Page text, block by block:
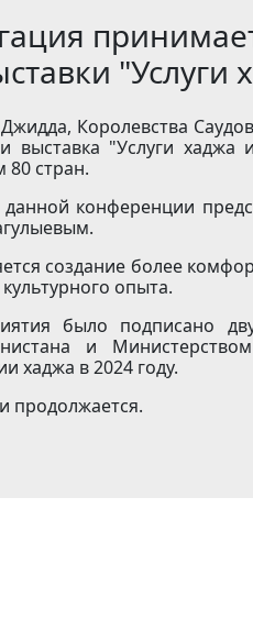
"Услуги
Королевства
выставка "Услуги
80 стран.
конференции
создание более
опыта.
было подписано
и
хаджа в 2024 году.
продолжается.